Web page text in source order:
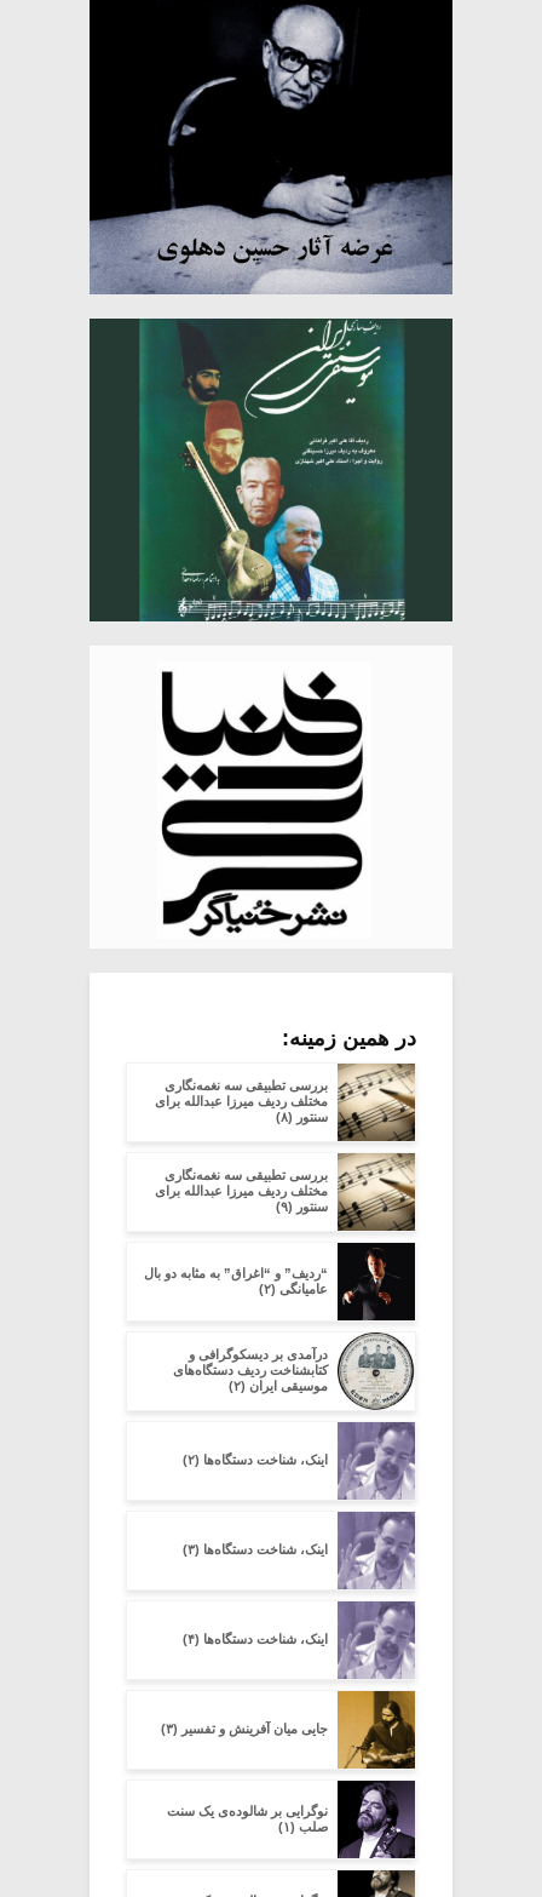
در همین زمینه:
بررسی تطبیقی سه نغمه‌نگاری
مختلف ردیف میرزا عبدالله برای
سنتور (۸)
بررسی تطبیقی سه نغمه‌نگاری
مختلف ردیف میرزا عبدالله برای
سنتور (۹)
“ردیف” و “اغراق” به مثابه دو بال
عامیانگی (۲)
در‌آمدی بر دیسکوگرافی و
کتابشناخت ردیف دستگاه‌های
موسیقی ایران (۲)
اینک، شناخت دستگاه‌ها (۲)
اینک، شناخت دستگاه‌ها (۳)
اینک، شناخت دستگاه‌ها (۴)
جایی میان آفرینش و تفسیر (۳)
نوگرایی بر شالوده‌ی یک سنت
صلب (۱)